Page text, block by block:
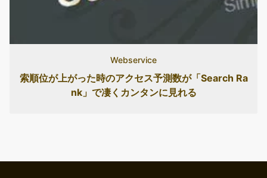
Webservice
索順位が上がった時のアクセス予測数が「Search Ra
nk」で凄くカンタンに見れる